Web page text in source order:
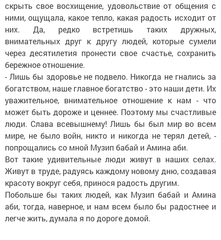
скрыть свое восхищение, удовольствие от общения с
ними, ощущала, какое тепло, какая радость исходит от
них. Да, редко встретишь таких дружных,
внимательных друг к другу людей, которые сумели
через десятилетия пронести свое счастье, сохранить
бережное отношение.
- Лишь бы здоровье не подвело. Никогда не гнались за
богатством, наше главное богатство - это наши дети. Их
уважительное, внимательное отношение к нам - что
может быть дороже и ценнее. Поэтому мы счастливые
люди. Слава всевышнему! Лишь бы был мир во всем
мире, не было войн, никто и никогда не терял детей, -
попрощались со мной Музип бабай и Амина аби.
Вот такие удивительные люди живут в наших селах.
Живут в труде, радуясь каждому новому дню, создавая
красоту вокруг себя, принося радость другим.
Побольше бы таких людей, как Музип бабай и Амина
аби, тогда, наверное, и нам всем было бы радостнее и
легче жить, думала я по дороге домой.